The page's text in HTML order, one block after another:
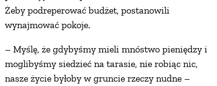
Żeby podreperować budżet, postanowili
wynajmować pokoje.
– Myślę, że gdybyśmy mieli mnóstwo pieniędzy i
moglibyśmy siedzieć na tarasie, nie robiąc nic,
nasze życie byłoby w gruncie rzeczy nudne –